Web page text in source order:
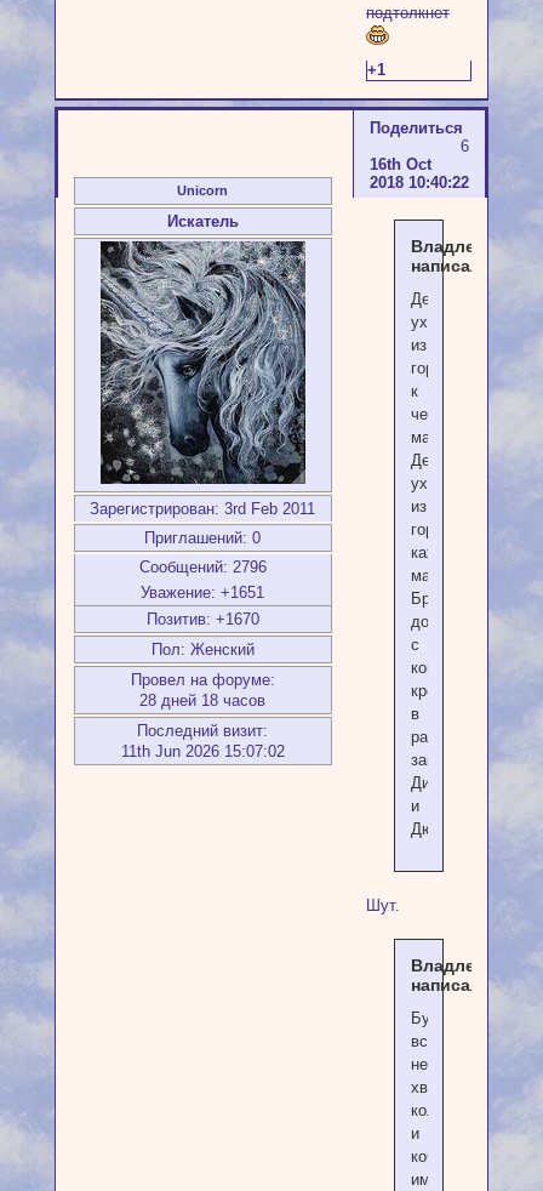
подтолкнет
+1
Поделиться
6
16th Oct
2018 10:40:22
Unicorn
Искатель
Зарегистрирован: 3rd Feb 2011
Приглашений: 0
Сообщений: 2796
Уважение: +1651
Позитив: +1670
Пол: Женский
Провел на форуме:
28 дней 18 часов
Последний визит:
11th Jun 2026 15:07:02
Владлена
написал(а):
Дети
уходят
из
города
к
чертовой
матери.
Дети
уходят
из
города
каждый
март.
Бросив
дома
с
компьютерами,
кроватями,
в
ранцы
закинув
Диккенсов
и
Дюма.
Шут.
Владлена
написал(а):
Будто
всегда
не
хватало
колючек
и
кочек
им,